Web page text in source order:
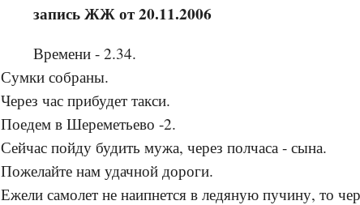
запись ЖЖ от 20.11.2006
Времени - 2.34.
Сумки собраны.
Через час прибудет такси.
Поедем в Шереметьево -2.
Сейчас пойду будить мужа, через полчаса - сына.
Пожелайте нам удачной дороги.
Ежели самолет не наипнется в ледяную пучину, то